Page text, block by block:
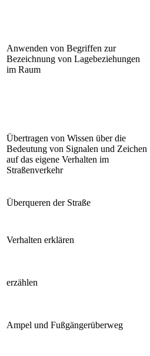
Anwenden von Begriffen zur
Bezeichnung von Lagebeziehungen
im Raum
Übertragen von Wissen über die
Bedeutung von Signalen und Zeichen
auf das eigene Verhalten im
Straßenverkehr
Überqueren der Straße
Verhalten erklären
erzählen
Ampel und Fußgängerüberweg